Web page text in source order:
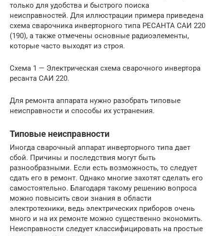
только для удобства и быстрого поиска
неисправностей. Для иллюстрации примера приведена
схема сварочника инверторного типа РЕСАНТА САИ 220
(190), а также отмечены основные радиоэлементы,
которые часто выходят из строя.
Схема 1 — Электрическая схема сварочного инвертора
ресанта САИ 220.
Для ремонта аппарата нужно разобрать типовые
неисправности и способы их устранения.
Типовые неисправности
Иногда сварочный аппарат инверторного типа дает
сбой. Причины и последствия могут быть
разнообразными. Если есть возможность, то следует
сдать его в ремонт. Однако многие захотят сделать его
самостоятельно. Благодаря такому решению вопроса
можно повысить свои знания в области
электротехники, ведь электрических приборов очень
много и на их ремонте можно существенно экономить.
Неисправности следует классифицировать на простые